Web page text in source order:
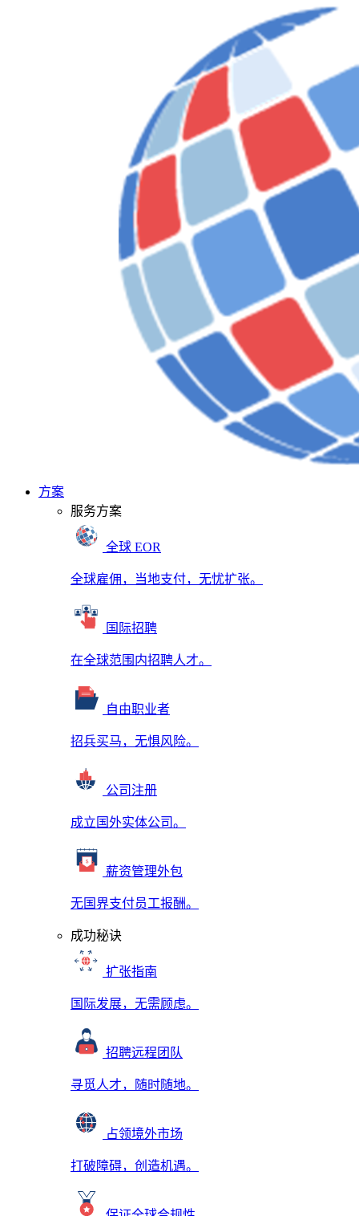
方案
服务方案
全球 EOR
全球雇佣，当地支付，无忧扩张。
国际招聘
在全球范围内招聘人才。
自由职业者
招兵买马，无惧风险。
公司注册
成立国外实体公司。
薪资管理外包
无国界支付员工报酬。
成功秘诀
扩张指南
国际发展，无需顾虑。
招聘远程团队
寻觅人才，随时随地。
占领境外市场
打破障碍，创造机遇。